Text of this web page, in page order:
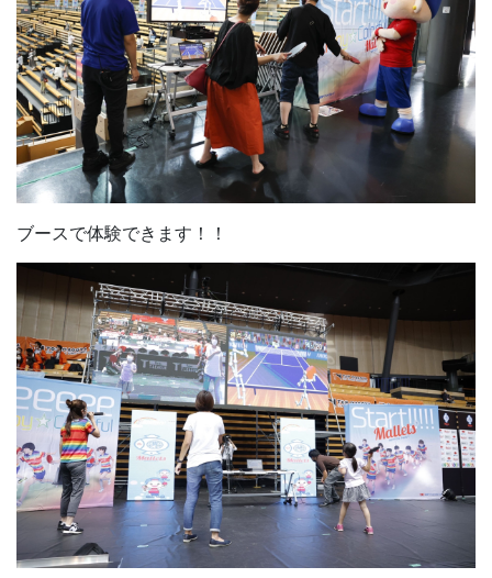
ブースで体験できます！！